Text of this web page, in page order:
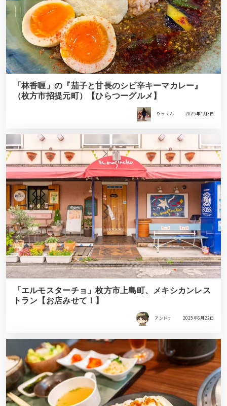
「林香喱」の『茄子と甘長のシビ辛キーマカレー』
（枚方市招提元町）【ひらつーグルメ】
りっ くん 2025年7月3日
「エルモスターチョ」枚方市上島町、メキシカンレス
トラン【お店みせて！】
アンドゥ 2025年6月22日